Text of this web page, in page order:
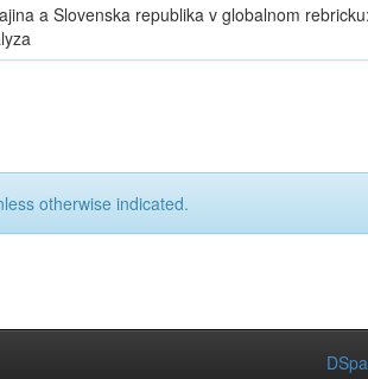
a Slovenska republika v globalnom
otherwise indicated.